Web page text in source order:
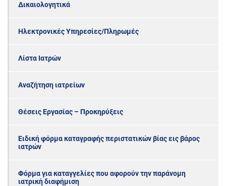
Δικαιολογητικά
Ηλεκτρονικές Υπηρεσίες/Πληρωμές
Λίστα Ιατρών
Αναζήτηση ιατρείων
Θέσεις Εργασίας – Προκηρύξεις
Ειδική φόρμα καταγραφής περιστατικών βίας εις βάρος
ιατρών
Φόρμα για καταγγελίες που αφορούν την παράνομη
ιατρική διαφήμιση